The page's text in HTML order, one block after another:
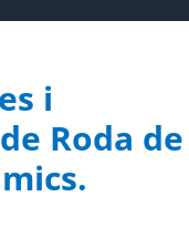
i
Roda de